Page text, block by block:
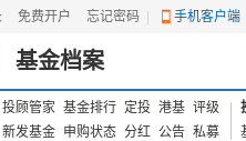
免费开户 忘记密码 手机客户端
基金档案
投顾管家 基金排行 定投 港基 评级
新发基金 申购状态 分红 公告 私募